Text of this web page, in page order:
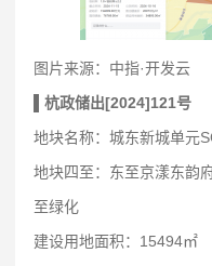
图片来源：中指·开发云
▌杭政储出[2024]121号
地块名称：城东新城单元
地块四至：东至京漾东韵
至绿化
建设用地面积：15494㎡